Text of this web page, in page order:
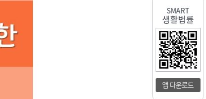
SMART
생활법률
앱 다운로드